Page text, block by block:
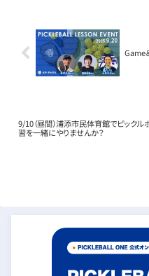
Game
9/10（昼間）浦添市民体育館でピックル
習を一緒にやりませんか？